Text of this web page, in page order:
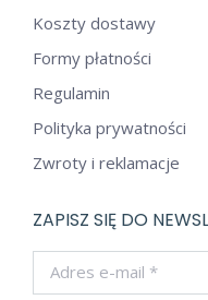
Koszty dostawy
Formy płatności
Regulamin
Polityka prywatności
Zwroty i reklamacje
ZAPISZ SIĘ DO